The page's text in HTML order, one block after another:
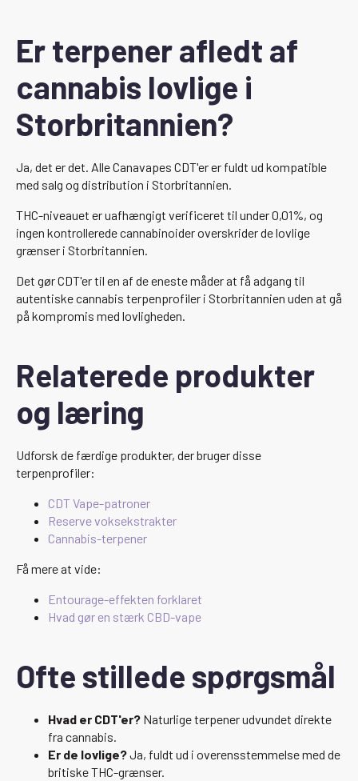
Er terpener afledt af
cannabis lovlige i
Storbritannien?
Ja, det er det. Alle Canavapes CDT'er er fuldt ud kompatible
med salg og distribution i Storbritannien.
THC-niveauet er uafhængigt verificeret til under 0,01%, og
ingen kontrollerede cannabinoider overskrider de lovlige
grænser i Storbritannien.
Det gør CDT'er til en af de eneste måder at få adgang til
autentiske cannabis terpenprofiler i Storbritannien uden at gå
på kompromis med lovligheden.
Relaterede produkter
og læring
Udforsk de færdige produkter, der bruger disse
terpenprofiler:
CDT Vape-patroner
Reserve voksekstrakter
Cannabis-terpener
Få mere at vide:
Entourage-effekten forklaret
Hvad gør en stærk CBD-vape
Ofte stillede spørgsmål
Hvad er CDT'er? Naturlige terpener udvundet direkte
fra cannabis.
Er de lovlige?Ja, fuldt ud i overensstemmelse med de
britiske THC-grænser.